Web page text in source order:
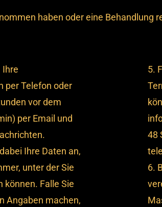
haben oder eine Behandlung
Ihre
per Telefon oder
vor dem
per Email und
Ihre Daten an,
unter der Sie
Falle Sie
Angaben machen,
5.
48
6.